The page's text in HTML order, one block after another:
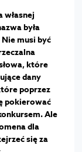
była
musi być
które
dany
poprzez
pokierować
Ale
dla
się za